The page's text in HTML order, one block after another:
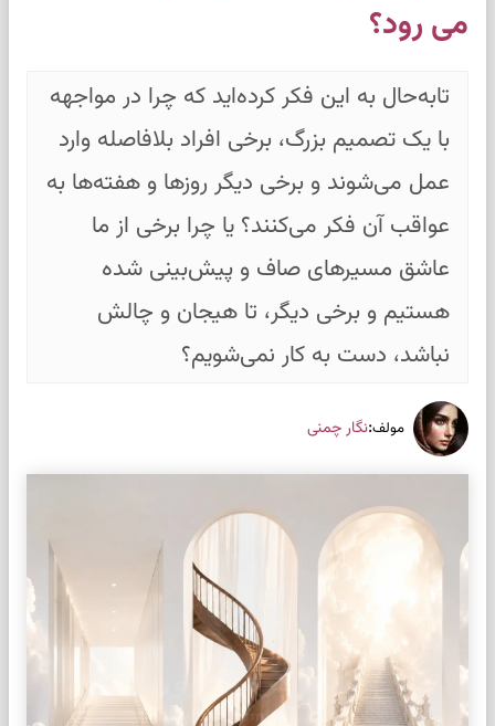
می رود؟
تابه‌حال به این فکر کرده‌اید که چرا در مواجهه
با یک تصمیم بزرگ، برخی افراد بلافاصله وارد
عمل می‌شوند و برخی دیگر روزها و هفته‌ها به
عواقب آن فکر می‌کنند؟ یا چرا برخی از ما
عاشق مسیرهای صاف و پیش‌بینی شده
هستیم و برخی دیگر، تا هیجان و چالش
نباشد، دست به کار نمی‌شویم؟
مولف:نگار چمنی